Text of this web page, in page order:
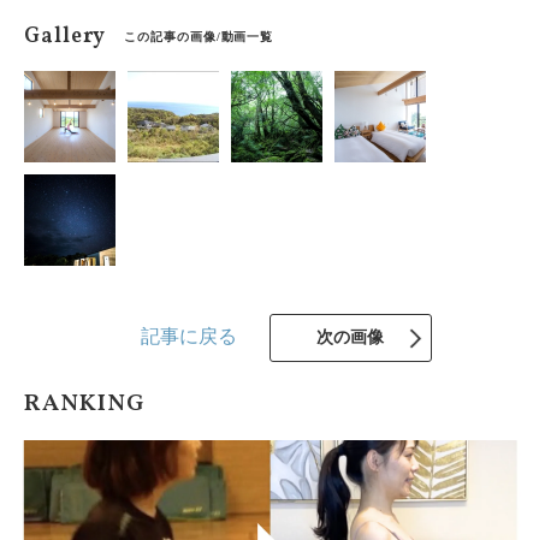
Gallery この記事の画像/動画一覧
記事に戻る 次の画像
RANKING